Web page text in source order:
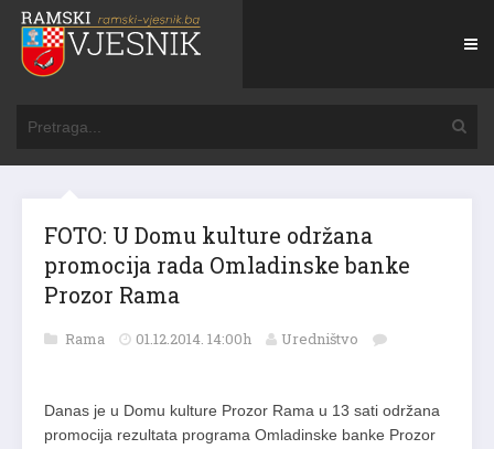
FOTO: U Domu kulture održana
promocija rada Omladinske banke
Prozor Rama
Rama 01.12.2014. 14:00h Uredništvo
Danas je u Domu kulture Prozor Rama u 13 sati održana
promocija rezultata programa Omladinske banke Prozor